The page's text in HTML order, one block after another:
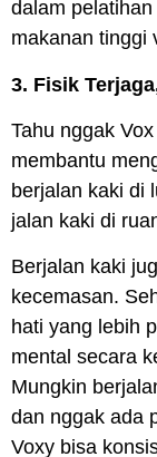
dalam
makanan tinggi
3. Fisik
Tahu nggak
membantu
berjalan kaki di
jalan kaki di
Berjalan kaki
kecemasan.
hati yang lebih
mental secara
Mungkin
dan nggak ada
Voxy bisa